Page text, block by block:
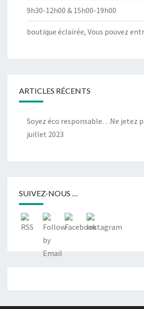
9h30-12h00 & 15h00-19h00
boutique éclairée, Vous pouvez
ARTICLES RÉCENTS
Soyez éco responsable…Ne jetez
juillet 2023
SUIVEZ-NOUS …